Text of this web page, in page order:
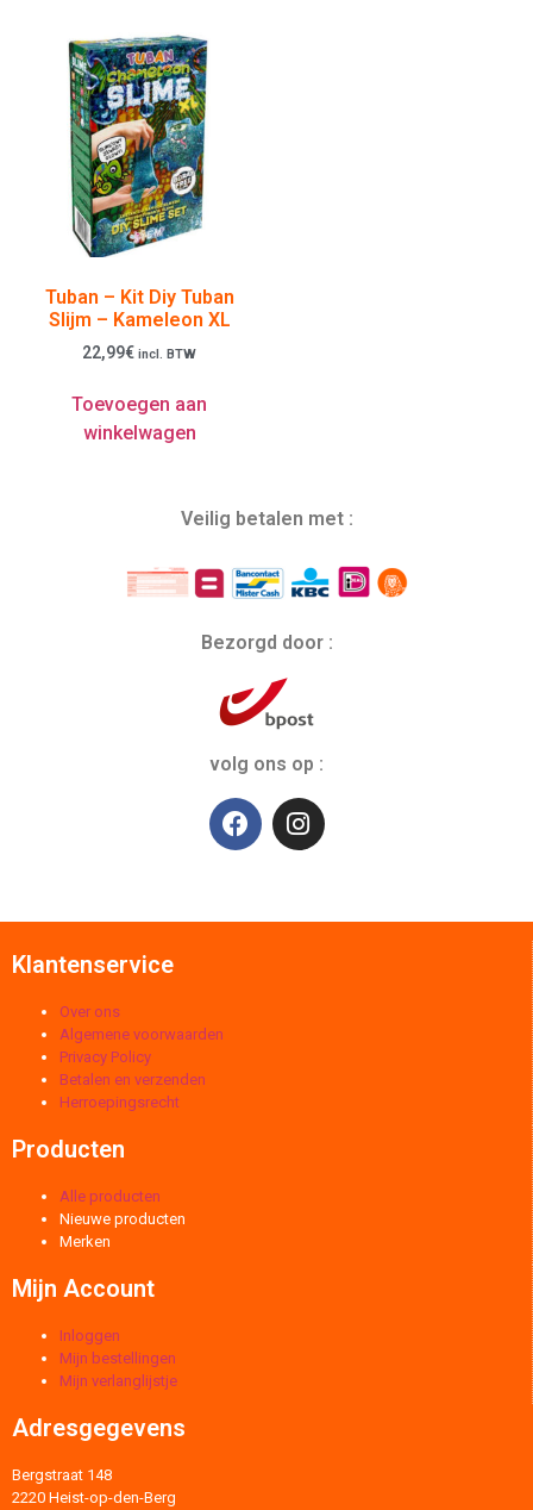
Tuban – Kit Diy Tuban
Slijm – Kameleon XL
22,99€ incl. BTW
Toevoegen aan
winkelwagen
Veilig betalen met :
Bezorgd door :
volg ons op :
Klantenservice
Over ons
Algemene voorwaarden
Privacy Policy
Betalen en verzenden
Herroepingsrecht
Producten
Alle producten
Nieuwe producten
Merken
Mijn Account
Inloggen
Mijn bestellingen
Mijn verlanglijstje
Adresgegevens
Bergstraat 148
2220 Heist-op-den-Berg